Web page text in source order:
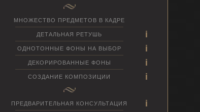
МНОЖЕСТВО ПРЕДМЕТОВ В КАДРЕ
ДЕТАЛЬНАЯ РЕТУШЬ
ОДНОТОННЫЕ ФОНЫ НА ВЫБОР
ДЕКОРИРОВАННЫЕ ФОНЫ
СОЗДАНИЕ КОМПОЗИЦИИ
ПРЕДВАРИТЕЛЬНАЯ КОНСУЛЬТАЦИЯ